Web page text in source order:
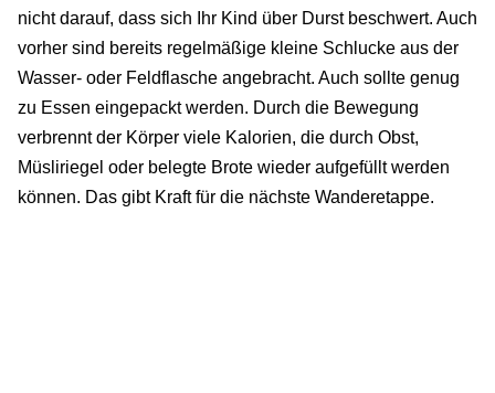
nicht darauf, dass sich Ihr Kind über Durst beschwert. Auch
vorher sind bereits regelmäßige kleine Schlucke aus der
Wasser- oder Feldflasche angebracht. Auch sollte genug
zu Essen eingepackt werden. Durch die Bewegung
verbrennt der Körper viele Kalorien, die durch Obst,
Müsliriegel oder belegte Brote wieder aufgefüllt werden
können. Das gibt Kraft für die nächste Wanderetappe.